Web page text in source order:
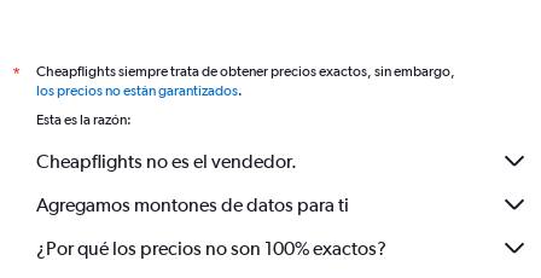
*
Cheapflights siempre trata de obtener precios exactos, sin embargo,
los precios no están garantizados.
Esta es la razón:
Cheapflights no es el vendedor.
Agregamos montones de datos para ti
¿Por qué los precios no son 100% exactos?